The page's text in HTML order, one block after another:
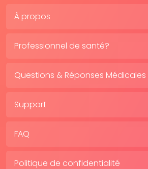
À propos
Professionnel de santé?
Questions & Réponses Médicales
Support
FAQ
Politique de confidentialité